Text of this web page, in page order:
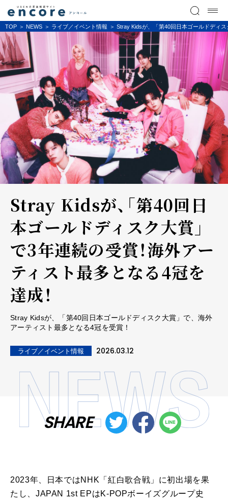
TOP NEWS ライブ／イベント情報 Stray Kidsが、「第40回日本ゴールドディ
Stray Kidsが、「第40回日
本ゴールドディスク大賞」
で3年連続の受賞！海外アー
ティスト最多となる4冠を
達成！
Stray Kidsが、「第40回日本ゴールドディスク大賞」で、海外
アーティスト最多となる4冠を受賞！
ライブ／イベント情報 2026.03.12
SHARE
2023年、日本ではNHK「紅白歌合戦」に初出場を果
たし、JAPAN 1st EPはK-POPボーイズグループ史